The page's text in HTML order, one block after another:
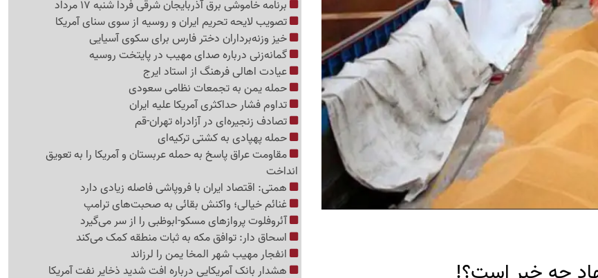
برنامه خاموشی برق آذربایجان شرقی فردا شنبه 17 مرداد
تصویب لایحه تحریم ایران و روسیه از سوی سنای آمریکا
خیز وزنه‌برداران دختر فارس برای سکوی آسیایی
گمانه‌زنی درباره صدای مهیب در پایتخت روسیه
عیادت اهالی فرهنگ از استاد ایرج
حمله یمن به تجمعات نظامی سعودی
تداوم فشار حداکثری آمریکا علیه ایران
تصادف زنجیره‌ای در آزادراه تهران-قم
حمله پهپادی به کشتی ترکیه‌ای
مقاومت عراق پاسخ به حمله عربستان و آمریکا را به تعویق
انداخت
همتی: اقتصاد ایران با فروپاشی فاصله زیادی دارد
غنائم خیالی؛ واکنش بقائی به صحبت‌های ترامپ
آئروفلوت پروازهای مسکو-ابوظبی را از سر می‌گیرد
اسحاق دار: توافق مکه به ثبات منطقه کمک می‌کند
انفجار مهیب شهر المخا یمن را لرزاند
هشدار بانک آمریکایی درباره افت شدید ذخایر نفت آمریکا